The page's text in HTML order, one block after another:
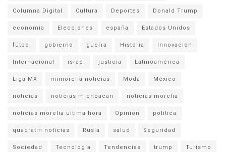
Columna Digital Cultura Deportes Donald Trump
economia Elecciones españa Estados Unidos
fútbol gobierno guerra Historia Innovación
Internacional israel justicia Latinoamérica
Liga MX mimorelia noticias Moda México
noticias noticias michoacan noticias morelia
noticias morelia ultima hora Opinion politica
quadratin noticias Rusia salud Seguridad
Sociedad Tecnología Tendencias trump Turismo